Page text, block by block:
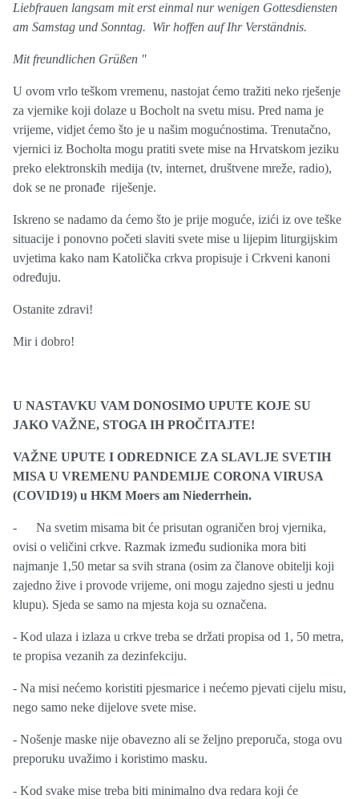
Liebfrauen langsam mit erst einmal nur wenigen Gottesdiensten
am Samstag und Sonntag. Wir hoffen auf Ihr Verständnis.
Mit freundlichen Grüßen ''
U ovom vrlo teškom vremenu, nastojat ćemo tražiti neko rješenje
za vjernike koji dolaze u Bocholt na svetu misu. Pred nama je
vrijeme, vidjet ćemo što je u našim mogućnostima. Trenutačno,
vjernici iz Bocholta mogu pratiti svete mise na Hrvatskom jeziku
preko elektronskih medija (tv, internet, društvene mreže, radio),
dok se ne pronađe riješenje.
Iskreno se nadamo da ćemo što je prije moguće, izići iz ove teške
situacije i ponovno početi slaviti svete mise u lijepim liturgijskim
uvjetima kako nam Katolička crkva propisuje i Crkveni kanoni
određuju.
Ostanite zdravi!
Mir i dobro!
U NASTAVKU VAM DONOSIMO UPUTE KOJE SU
JAKO VAŽNE, STOGA IH PROČITAJTE!
VAŽNE UPUTE I ODREDNICE ZA SLAVLJE SVETIH
MISA U VREMENU PANDEMIJE CORONA VIRUSA
(COVID19) u HKM Moers am Niederrhein.
- Na svetim misama bit će prisutan ograničen broj vjernika,
ovisi o veličini crkve. Razmak između sudionika mora biti
najmanje 1,50 metar sa svih strana (osim za članove obitelji koji
zajedno žive i provode vrijeme, oni mogu zajedno sjesti u jednu
klupu). Sjeda se samo na mjesta koja su označena.
- Kod ulaza i izlaza u crkve treba se držati propisa od 1, 50 metra,
te propisa vezanih za dezinfekciju.
- Na misi nećemo koristiti pjesmarice i nećemo pjevati cijelu misu,
nego samo neke dijelove svete mise.
- Nošenje maske nije obavezno ali se željno preporuča, stoga ovu
preporuku uvažimo i koristimo masku.
- Kod svake mise treba biti minimalno dva redara koji će